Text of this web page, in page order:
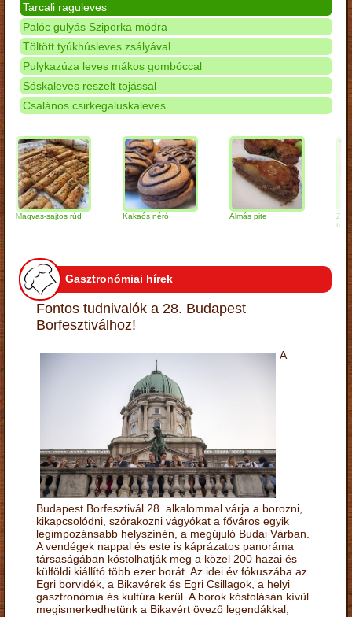
Tarcali raguleves
Palóc gulyás Sziporka módra
Töltött tyúkhúsleves zsályával
Pulykazúza leves mákos gombóccal
Sóskaleves reszelt tojással
Csalános csirkegaluskaleves
sajtos rúd Kakaós néró Almás pite
Gasztronómiai hírek
Fontos tudnivalók a 28. Budapest
Borfesztiválhoz!
A
Budapest Borfesztivál 28. alkalommal várja a borozni,
kikapcsolódni, szórakozni vágyókat a főváros egyik
legimpozánsabb helyszínén, a megújuló Budai Várban.
A vendégek nappal és este is káprázatos panoráma
társaságában kóstolhatják meg a közel 200 hazai és
külföldi kiállító több ezer borát. Az idei év fókuszába az
Egri borvidék, a Bikavérek és Egri Csillagok, a helyi
gasztronómia és kultúra kerül. A borok kóstolásán kívül
megismerkedhetünk a Bikavért övező legendákkal,